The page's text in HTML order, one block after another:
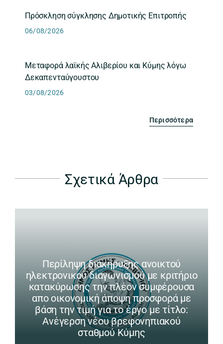
Πρόσκληση σύγκλησης Δημοτικής Επιτροπής
06/08/2026
Μεταφορά λαϊκής Αλιβερίου και Κύμης λόγω
Δεκαπενταύγουστου
03/08/2026
Περισσότερα
Σχετικά Άρθρα
Περίληψη διακήρυξης ανοικτού
ηλεκτρονικού διαγωνισμού με κριτήριο
κατακύρωσης την πλέον συμφέρουσα
απο οικονομική άποψη προσφορά με
βάση την τιμή για το έργο με τίτλο:
Ανέγερση νέου βρεφονηπιακού
σταθμού Κύμης